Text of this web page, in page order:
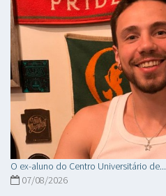
O ex-aluno do Centro Universitário de...
07/08/2026